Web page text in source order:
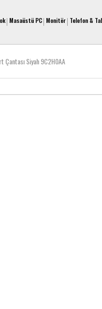
Masaüstü PC Monitör Telefon &
Çantası Siyah 9C2H0AA